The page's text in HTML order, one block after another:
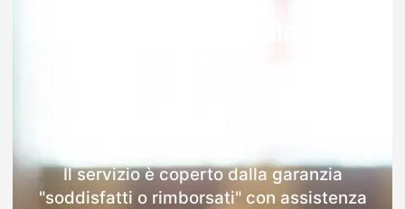
Il servizio è coperto dalla garanzia
"soddisfatti o rimborsati" con assistenza